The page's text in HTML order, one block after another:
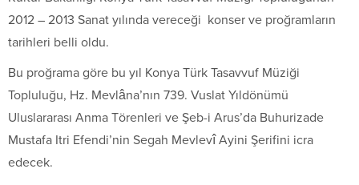
2012 – 2013 Sanat yılında vereceği konser ve proğramların
tarihleri belli oldu.
Bu proğrama göre bu yıl Konya Türk Tasavvuf Müziği
Topluluğu, Hz. Mevlâna’nın 739. Vuslat Yıldönümü
Uluslararası Anma Törenleri ve Şeb-i Arus’da Buhurizade
Mustafa Itri Efendi’nin Segah Mevlevî Ayini Şerifini icra
edecek.